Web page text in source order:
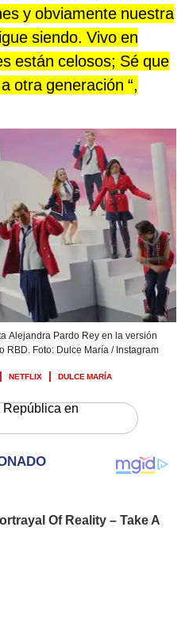
y obviamente nuestra
siendo. Vivo en
están celosos; Sé que
otra generación “,
Alejandra Pardo Rey en la versión
RBD. Foto: Dulce María / Instagram
NETFLIX DULCE MARÍA
República en